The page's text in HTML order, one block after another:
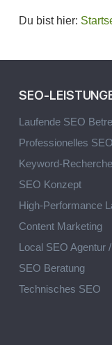
Du bist hier:
SEO-
Laufende SEO
Professionelles
Keyword-Recherche
SEO Konzept
High-Performance
Content Marketing
Local SEO Agentur
SEO Beratung
Technisches SEO